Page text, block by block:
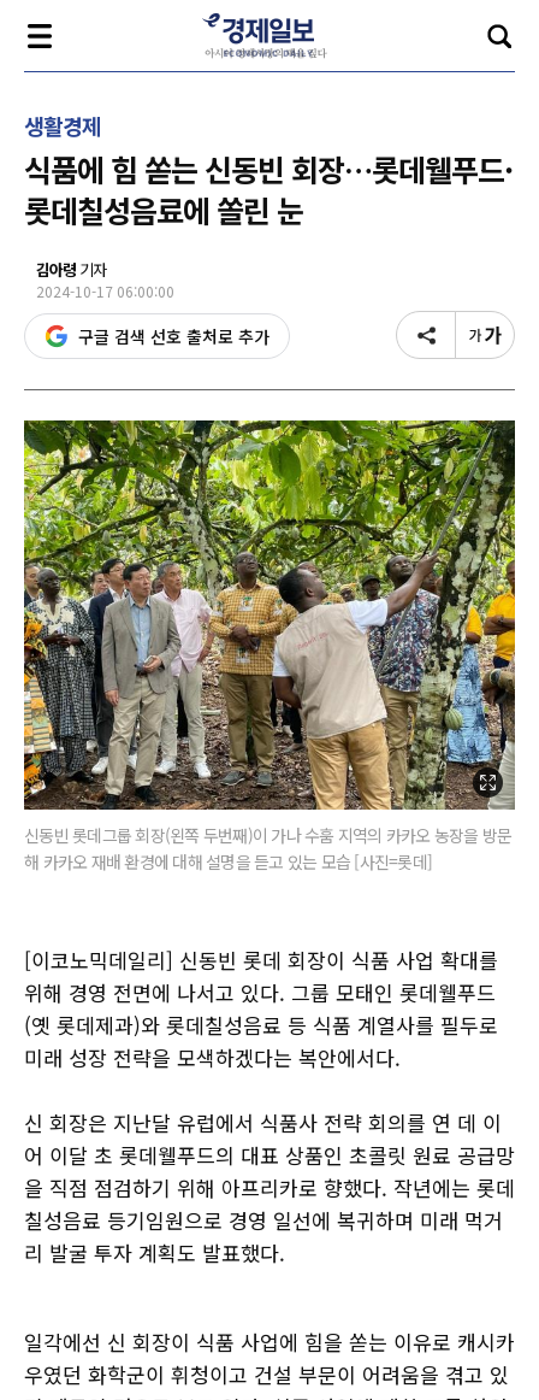
생활경제
식품에 힘 쏟는 신동빈 회장…롯데웰푸드·
롯데칠성음료에 쏠린 눈
김아령 기자
2024-10-17 06:00:00
구글 검색 선호 출처로 추가
신동빈 롯데그룹 회장(왼쪽 두번째)이 가나 수훔 지역의 카카오 농장을 방문
해 카카오 재배 환경에 대해 설명을 듣고 있는 모습 [사진=롯데]
[이코노믹데일리] 신동빈 롯데 회장이 식품 사업 확대를
위해 경영 전면에 나서고 있다. 그룹 모태인 롯데웰푸드
(옛 롯데제과)와 롯데칠성음료 등 식품 계열사를 필두로
미래 성장 전략을 모색하겠다는 복안에서다.
신 회장은 지난달 유럽에서 식품사 전략 회의를 연 데 이
어 이달 초 롯데웰푸드의 대표 상품인 초콜릿 원료 공급망
을 직점 점검하기 위해 아프리카로 향했다. 작년에는 롯데
칠성음료 등기임원으로 경영 일선에 복귀하며 미래 먹거
리 발굴 투자 계획도 발표했다.
일각에선 신 회장이 식품 사업에 힘을 쏟는 이유로 캐시카
우였던 화학군이 휘청이고 건설 부문이 어려움을 겪고 있